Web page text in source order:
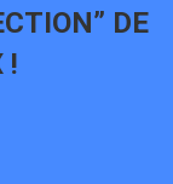
DE
!